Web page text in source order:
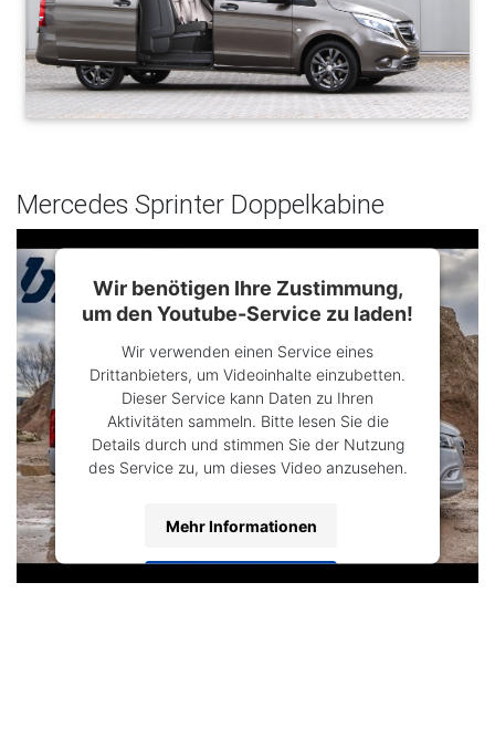
Mercedes Sprinter Doppelkabine
Wir benötigen Ihre Zustimmung,
um den Youtube-Service zu laden!
Wir verwenden einen Service eines
Drittanbieters, um Videoinhalte einzubetten.
Dieser Service kann Daten zu Ihren
Aktivitäten sammeln. Bitte lesen Sie die
Details durch und stimmen Sie der Nutzung
des Service zu, um dieses Video anzusehen.
Mehr Informationen
Akzeptieren